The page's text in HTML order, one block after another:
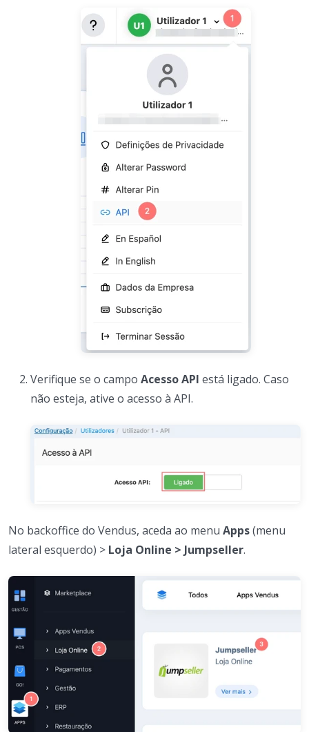
Verifique se o campo Acesso API está ligado. Caso
não esteja, ative o acesso à API.
No backoffice do Vendus, aceda ao menu Apps(menu
lateral esquerdo) > Loja Online > Jumpseller.